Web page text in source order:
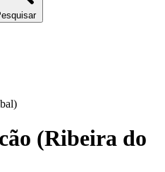
(Ribeira do